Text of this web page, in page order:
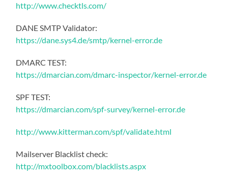
http://www.checktls.com/
DANE SMTP Validator:
https://dane.sys4.de/smtp/kernel-error.de
DMARC TEST:
https://dmarcian.com/dmarc-inspector/kernel-error.de
SPF TEST:
https://dmarcian.com/spf-survey/kernel-error.de
http://www.kitterman.com/spf/validate.html
Mailserver Blacklist check:
http://mxtoolbox.com/blacklists.aspx